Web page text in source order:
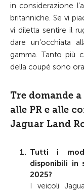
in considerazione
britanniche. Se vi
vi diletta sentire il
dare un’occhiata
gamma. Tanto più
della coupé sono
Tre domande
alle PR e alle
Jaguar Land
Tutti i
disponibili in
2025?
I veicoli